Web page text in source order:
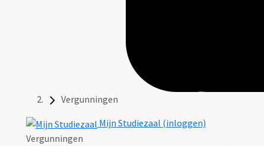
Vergunningen
Mijn Studiezaal (inloggen)
Vergunningen